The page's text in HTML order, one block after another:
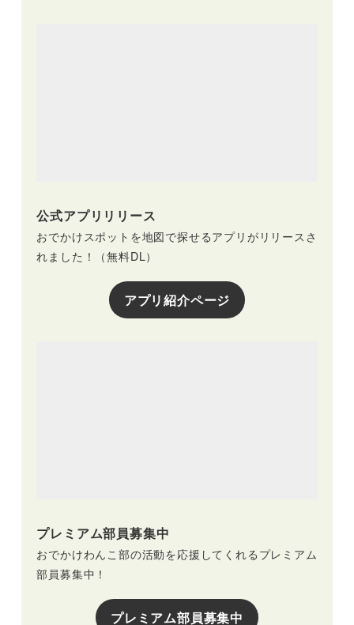
公式アプリリリース
おでかけスポットを地図で探せるアプリがリリースさ
れました！（無料DL）
アプリ紹介ページ
プレミアム部員募集中
おでかけわんこ部の活動を応援してくれるプレミアム
部員募集中！
プレミアム部員募集中